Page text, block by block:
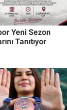
Yeni Sezon
Tanıtıyor